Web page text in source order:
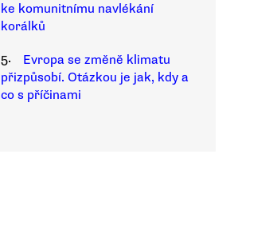
ke komunitnímu navlékání
korálků
5.
Evropa se změně klimatu
přizpůsobí. Otázkou je jak, kdy a
co s příčinami